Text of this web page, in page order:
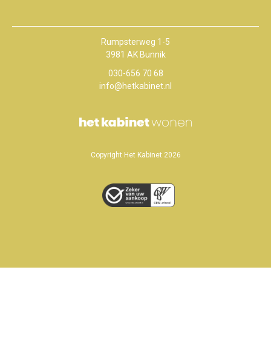
Rumpsterweg 1-5
3981 AK Bunnik
030-656 70 68
info@hetkabinet.nl
Copyright Het Kabinet 2026